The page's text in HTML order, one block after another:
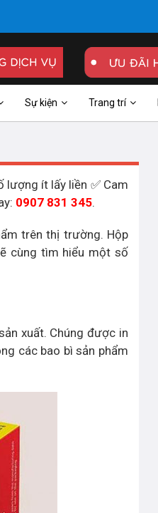
Sự kiện Trang trí
lượng ít lấy liền ✅ Cam
0907 831 345.
trên thị trường. Hộp
cùng tìm hiểu một số
xuất. Chúng được in
các bao bì sản phẩm